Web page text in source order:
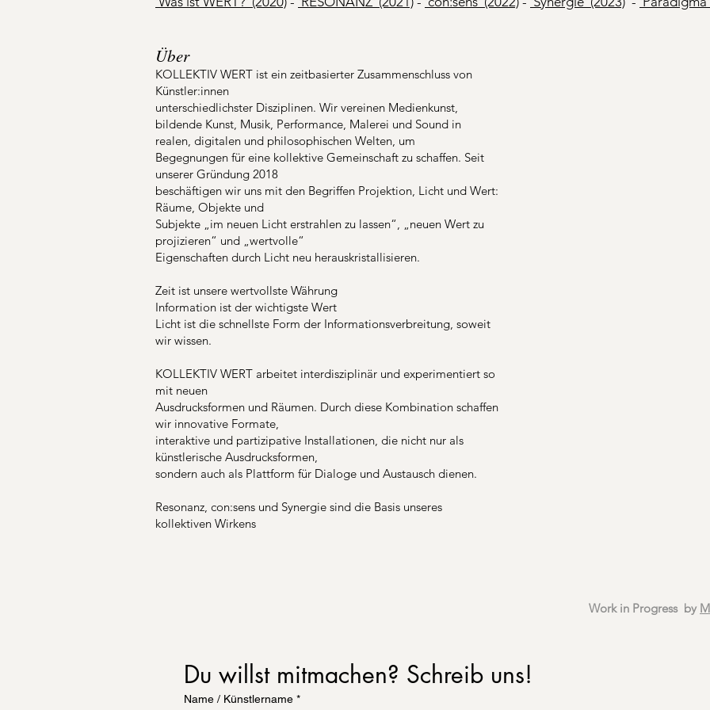
Über
KOLLEKTIV WERT ist ein zeitbasierter Zusammenschluss von
Künstler:innen
unterschiedlichster Disziplinen. Wir vereinen Medienkunst,
bildende Kunst, Musik, Performance, Malerei und Sound in
realen, digitalen und philosophischen Welten, um
Begegnungen für eine kollektive Gemeinschaft zu schaffen. Seit
unserer Gründung 2018
beschäftigen wir uns mit den Begriffen Projektion, Licht und Wert:
Räume, Objekte und
Subjekte „im neuen Licht erstrahlen zu lassen“, „neuen Wert zu
projizieren“ und „wertvolle“
Eigenschaften durch Licht neu herauskristallisieren.
Zeit ist unsere wertvollste Währung
Information ist der wichtigste Wert
Licht ist die schnellste Form der Informationsverbreitung, soweit
wir wissen.
KOLLEKTIV WERT arbeitet interdisziplinär und experimentiert so
mit neuen
Ausdrucksformen und Räumen. Durch diese Kombination schaffen
wir innovative Formate,
interaktive und partizipative Installationen, die nicht nur als
künstlerische Ausdrucksformen,
sondern auch als Plattform für Dialoge und Austausch dienen.
Resonanz, con:sens und Synergie sind die Basis unseres
kollektiven Wirkens
Work in Progress by
Du willst mitmachen? Schreib uns!
Name / Künstlername *